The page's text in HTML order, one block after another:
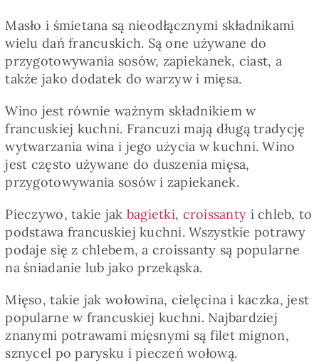
Masło i śmietana są nieodłącznymi składnikami
wielu dań francuskich. Są one używane do
przygotowywania sosów, zapiekanek, ciast, a
także jako dodatek do warzyw i mięsa.
Wino jest równie ważnym składnikiem w
francuskiej kuchni. Francuzi mają długą tradycję
wytwarzania wina i jego użycia w kuchni. Wino
jest często używane do duszenia mięsa,
przygotowywania sosów i zapiekanek.
Pieczywo, takie jak bagietki, croissanty i chleb, to
podstawa francuskiej kuchni. Wszystkie potrawy
podaje się z chlebem, a croissanty są popularne
na śniadanie lub jako przekąska.
Mięso, takie jak wołowina, cielęcina i kaczka, jest
popularne w francuskiej kuchni. Najbardziej
znanymi potrawami mięsnymi są filet mignon,
sznycel po parysku i pieczeń wołową.